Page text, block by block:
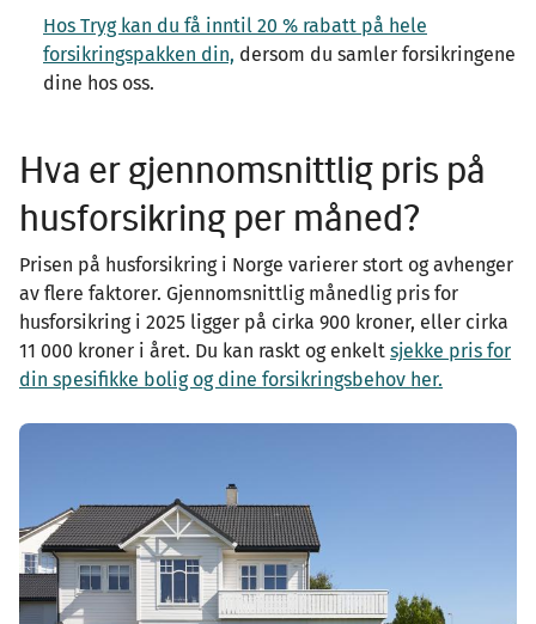
Hos Tryg kan du få inntil 20 % rabatt på hele
forsikringspakken din, dersom du samler forsikringene
dine hos oss.
Image
Hva er gjennomsnittlig pris på
husforsikring per måned?
Prisen på husforsikring i Norge varierer stort og avhenger
av flere faktorer. Gjennomsnittlig månedlig pris for
husforsikring i 2025 ligger på cirka 900 kroner, eller cirka
11 000 kroner i året. Du kan raskt og enkelt sjekke pris for
din spesifikke bolig og dine forsikringsbehov her.